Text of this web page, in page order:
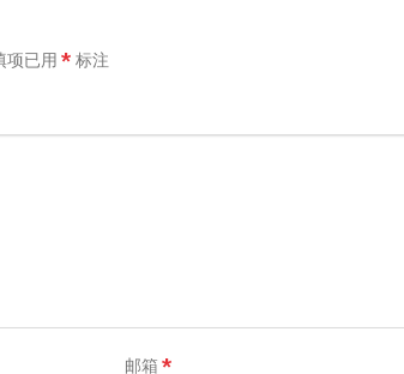
项已用 * 标注
邮箱 *